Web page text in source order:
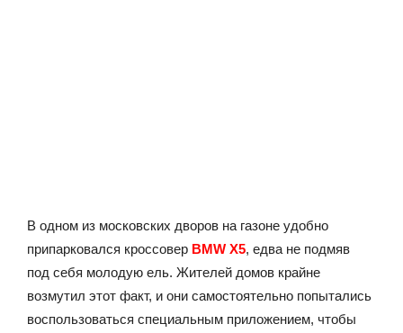
В одном из московских дворов на газоне удобно
припарковался кроссовер BMW X5, едва не подмяв
под себя молодую ель. Жителей домов крайне
возмутил этот факт, и они самостоятельно попытались
воспользоваться специальным приложением, чтобы